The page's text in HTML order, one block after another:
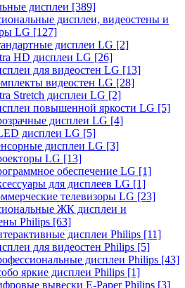
дисплеи [389]
дисплеи, видеостены и
LG [127]
дисплеи LG [2]
HD дисплеи LG [26]
для видеостен LG [13]
видеостен LG [28]
Stretch дисплеи LG [2]
повышенной яркости LG [5]
дисплеи LG [4]
дисплеи LG [5]
дисплеи LG [3]
LG [13]
обеспечение LG [1]
для дисплеев LG [1]
телевизоры LG [23]
ЖК дисплеи и
Philips [63]
дисплеи Philips [11]
для видеостен Philips [5]
дисплеи Philips [43]
яркие дисплеи Philips [1]
вывески E-Paper Philips [3]